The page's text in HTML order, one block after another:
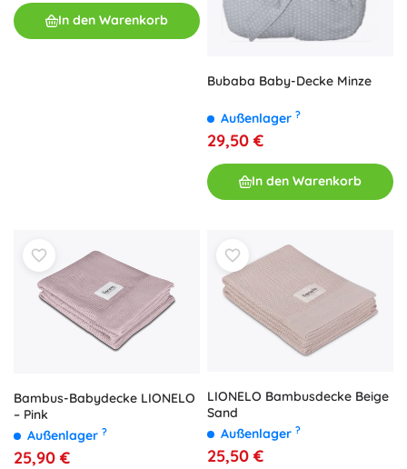
In den Warenkorb
Bubaba Baby-Decke Minze
Außenlager ?
29,50 €
In den Warenkorb
Bambus-Babydecke LIONELO
– Pink
Außenlager ?
25,90 €
LIONELO Bambusdecke Beige
Sand
Außenlager ?
25,50 €